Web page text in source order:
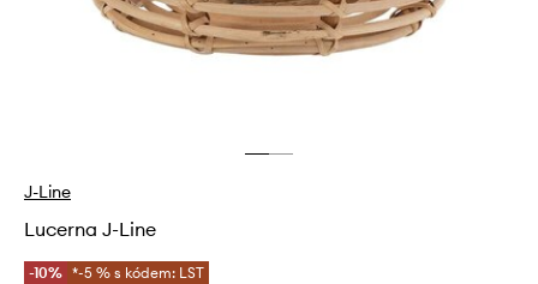
J-Line
Lucerna J-Line
-10% *-5 % s kódem: LST